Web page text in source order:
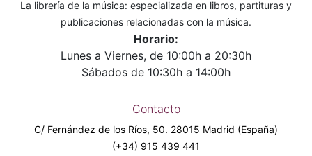
La librería de la música: especializada en libros, partituras y
publicaciones relacionadas con la música.
Horario:
Lunes a Viernes, de 10:00h a 20:30h
Sábados de 10:30h a 14:00h
Contacto
C/ Fernández de los Ríos, 50. 28015 Madrid (España)
(+34) 915 439 441